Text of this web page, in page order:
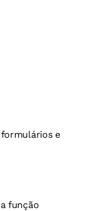
e
função